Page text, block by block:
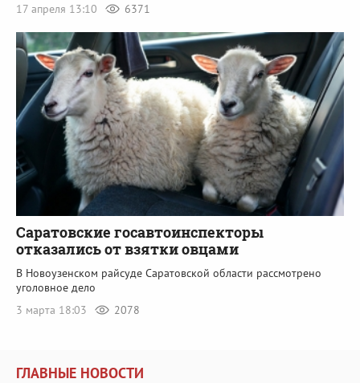
17 апреля 13:10
6371
Саратовские госавтоинспекторы
отказались от взятки овцами
В Новоузенском райсуде Саратовской области рассмотрено
уголовное дело
3 марта 18:03
2078
ГЛАВНЫЕ НОВОСТИ